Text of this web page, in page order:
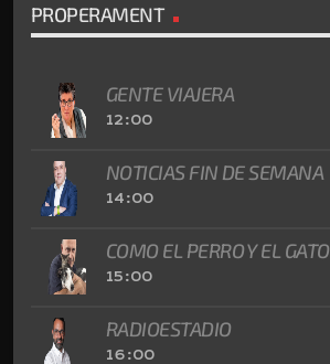
PROPERAMENT
GENTE VIAJERA
12:00
NOTICIAS FIN DE SEMANA
14:00
COMO EL PERRO Y EL GATO
15:00
RADIOESTADIO
16:00